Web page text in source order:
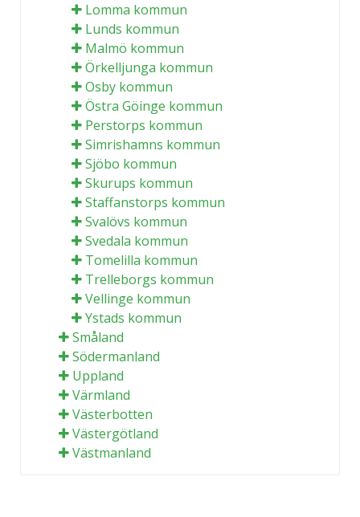
Lomma kommun
Lunds kommun
Malmö kommun
Örkelljunga kommun
Osby kommun
Östra Göinge kommun
Perstorps kommun
Simrishamns kommun
Sjöbo kommun
Skurups kommun
Staffanstorps kommun
Svalövs kommun
Svedala kommun
Tomelilla kommun
Trelleborgs kommun
Vellinge kommun
Ystads kommun
Småland
Södermanland
Uppland
Värmland
Västerbotten
Västergötland
Västmanland